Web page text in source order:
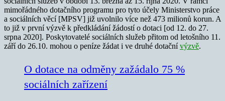
mimořádného dotačního programu pro tyto účely Ministerstvo práce
a sociálních věcí [MPSV] již uvolnilo více než 473 milionů korun. A
to již v první výzvě k předkládání žádostí o dotaci [od 12. do 27.
srpna 2020]. Poskytovatelé sociálních služeb přitom od letošního 11.
září do 26.10. mohou o peníze žádat i ve druhé dotačnívýzvě.
O dotace na odměny zažádalo 75 %
sociálních zařízení